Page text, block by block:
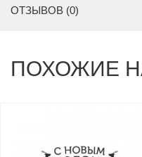
ОТЗЫВОВ (0)
ПОХОЖИЕ